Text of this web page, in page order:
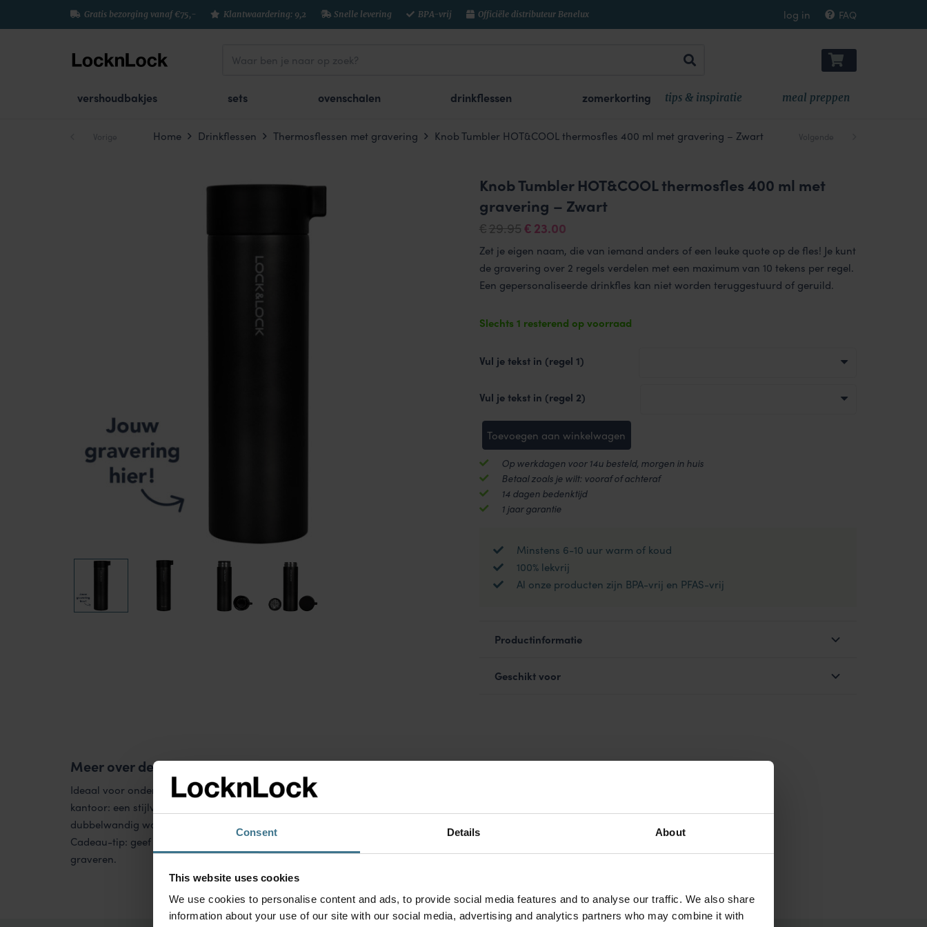
Consent Details About
This website uses cookies
We use cookies to personalise content and ads, to provide social media features and to analyse our traffic. We also share
information about your use of our site with our social media, advertising and analytics partners who may combine it with
Gratis bezorging vanaf €75,- Klantwaardering: 9,2 Snelle levering BPA-vrij Officiële distributeur Benelux log in FAQ
vershoudbakjes sets ovenschalen drinkflessen zomerkorting tips & inspiratie meal preppen
Vorige Home Drinkflessen Thermosflessen met gravering Knob Tumbler HOT&COOL thermosfles 400 ml met gravering – Zwart Volgende
Knob Tumbler HOT&COOL thermosfles 400 ml met
gravering – Zwart
€29.95Oorspronkelijke
was:
€29.95.
€ 23.00Huidige
prijs
is:
€23.00.
Zet je eigen naam, die van iemand anders of een leuke quote op de fles! Je kunt
de gravering over 2 regels verdelen met een maximum van 10 tekens per regel.
Een gepersonaliseerde drinkfles kan niet worden teruggestuurd of geruild.
Slechts 1 resterend op voorraad
Vul je tekst in (regel 1)
Vul je tekst in (regel 2)
Knob
Tumbler
HOT&COOL
thermosfles
400
met
gravering
Toevoegen aan winkelwagen
Op werkdagen voor 14u besteld, morgen in huis
Betaal zoals je wilt: vooraf of achteraf
14 dagen bedenktijd
1 jaar garantie
Minstens 6-10 uur warm of koud
100% lekvrij
Al onze producten zijn BPA-vrij en PFAS-vrij
Productinformatie
Geschikt voor
Meer over de HOT&COOL thermosflessen
Ideaal voor onderweg, tijdens outdoor activiteiten, vakanties op school of
kantoor: een stijlvolle HOT&COOL thermosfles. De drinkflessen zijn
dubbelwandig waardoor je drankje minstens 6 tot 10 uur warm of koud blijft.
Cadeau-tip: geef een persoonlijk cadeau en laat zijn/haar naam op de fles
graveren.